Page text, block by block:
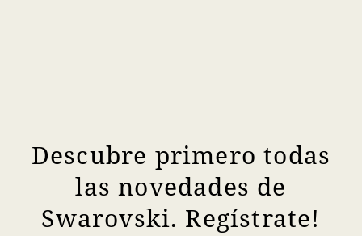
Descubre primero todas
las novedades de
Swarovski. Regístrate!